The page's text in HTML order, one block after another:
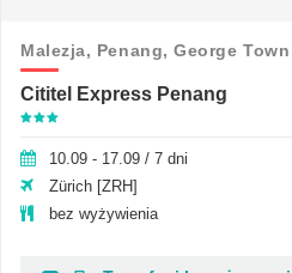
Malezja, Penang,George Town
Cititel Express Penang
10.09 - 17.09 / 7 dni
Zürich [ZRH]
bez wyżywienia